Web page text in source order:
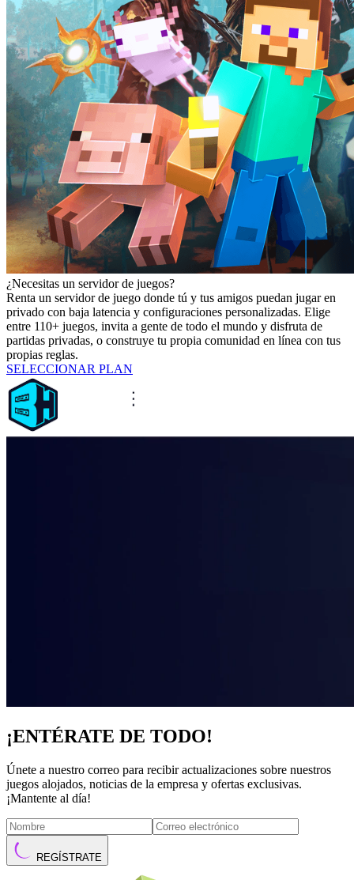
¿Necesitas un servidor de juegos?
Renta un servidor de juego donde tú y tus amigos puedan jugar en
privado con baja latencia y configuraciones personalizadas. Elige
entre 110+ juegos, invita a gente de todo el mundo y disfruta de
partidas privadas, o construye tu propia comunidad en línea con tus
propias reglas.
SELECCIONAR PLAN
¡ENTÉRATE DE TODO!
Únete a nuestro correo para recibir actualizaciones sobre nuestros
juegos alojados, noticias de la empresa y ofertas exclusivas.
¡Mantente al día!
REGÍSTRATE